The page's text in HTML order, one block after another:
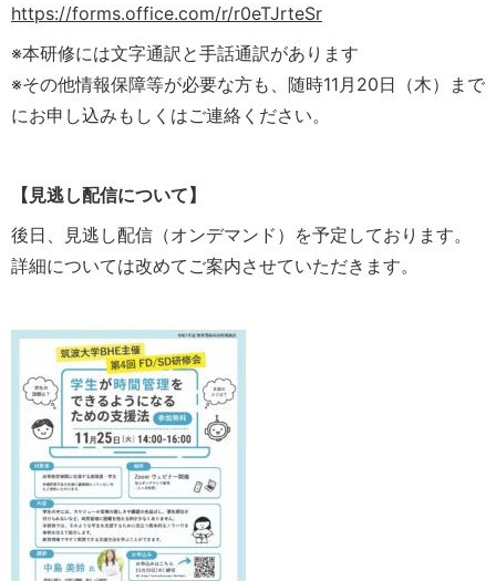
https://forms.office.com/r/r0eTJrteSr
※本研修には文字通訳と手話通訳があります
※その他情報保障等が必要な方も、随時11月20日（木）まで
にお申し込みもしくはご連絡ください。
【見逃し配信について】
後日、見逃し配信（オンデマンド）を予定しております。
詳細については改めてご案内させていただきます。